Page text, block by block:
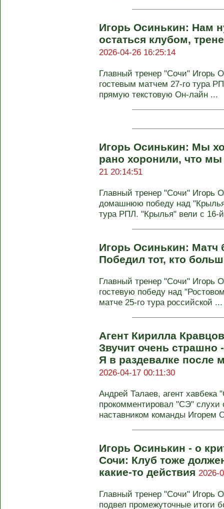
Игорь Осинькин: Нам
остаться клубом,
2026-04-26 16:25:14
Главный тренер "Сочи" Игорь
гостевым матчем 27-го тура
прямую текстовую Он-лайн ...
Игорь Осинькин: Мы
рано хоронили, что
21 20:14:51
Главный тренер "Сочи" Игорь
домашнюю победу над
тура РПЛ. "Крылья" вели с 16-
Игорь Осинькин: Матч
Победил тот, кто
Главный тренер "Сочи" Игорь
гостевую победу над
матче 25-го тура российской ...
Агент Кирилла
Звучит очень страшно
Я в раздевалке после
2026-04-17 00:11:30
Андрей Талаев, агент
прокомментировал "СЭ" слухи
наставником команды Игорем
Игорь Осинькин - о
Сочи: Клуб тоже
какие-то действия 2026-
Главный тренер "Сочи" Игорь
подвел промежуточные итоги